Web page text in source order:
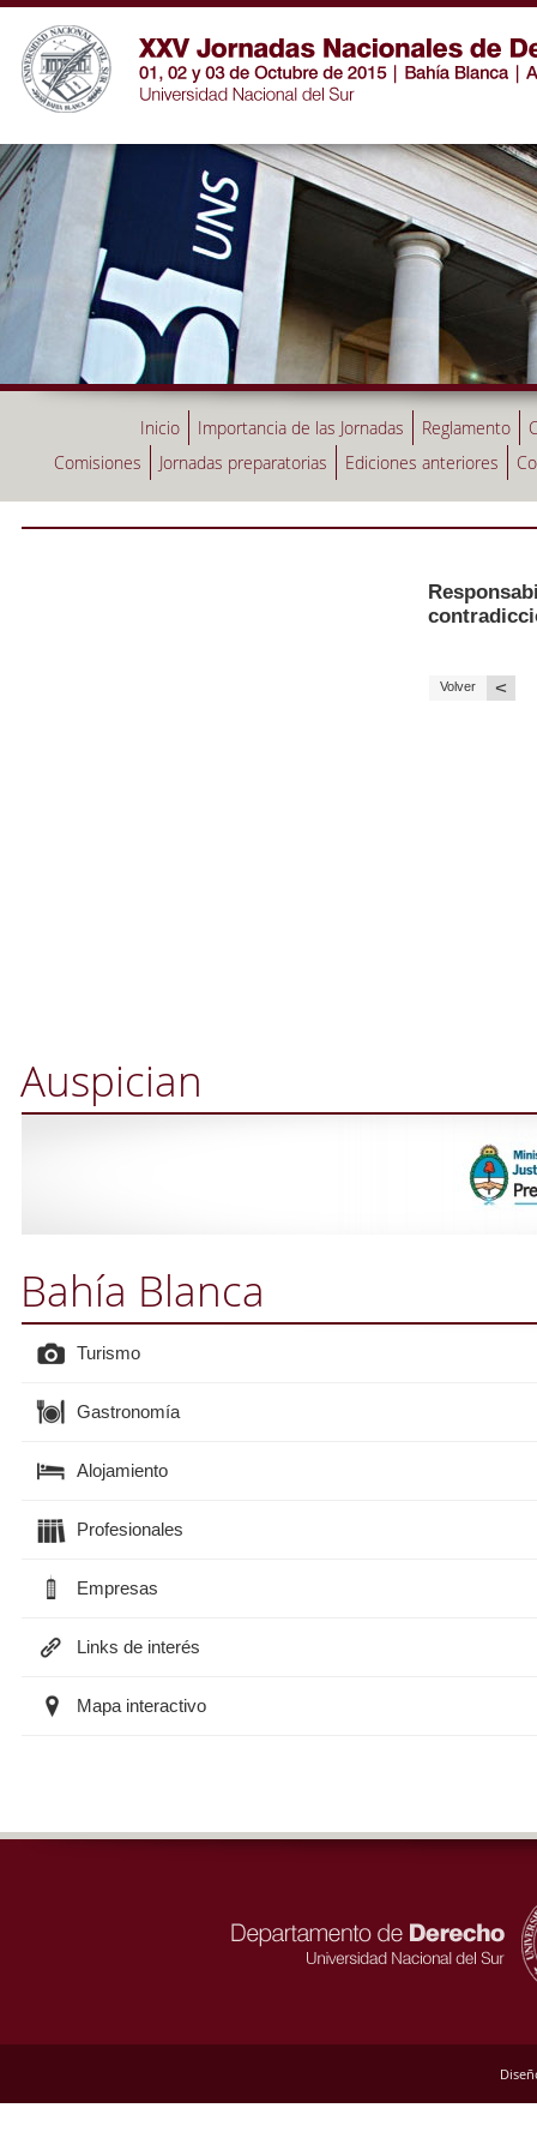
Inicio Importancia de las Jornadas Reglamento
Comisiones
Jornadas preparatorias Ediciones anteriores
Volver <
Auspician
Bahía Blanca
Turismo
Gastronomía
Alojamiento
Profesionales
Empresas
Links de interés
Mapa interactivo